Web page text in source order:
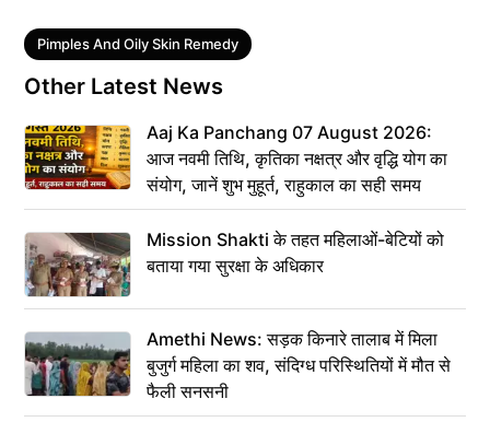
Tags
Pimples And Oily Skin Remedy
Other Latest News
Aaj Ka Panchang 07 August 2026:
आज नवमी तिथि, कृतिका नक्षत्र और वृद्धि योग का
संयोग, जानें शुभ मुहूर्त, राहुकाल का सही समय
Mission Shakti के तहत महिलाओं-बेटियों को
बताया गया सुरक्षा के अधिकार
Amethi News: सड़क किनारे तालाब में मिला
बुजुर्ग महिला का शव, संदिग्ध परिस्थितियों में मौत से
फैली सनसनी